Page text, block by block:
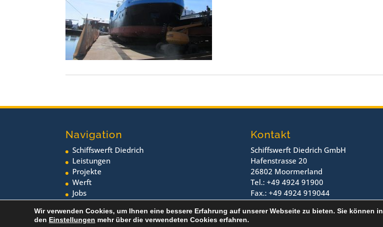
Navigation
Schiffswerft Diedrich
Leistungen
Projekte
Werft
Jobs
Neuigkeiten
Kontakt
Schiffswerft Diedrich GmbH
Hafenstrasse 20
26802 Moormerland
Tel.: +49 4924 91900
Fax.: +49 4924 919044
Wir verwenden Cookies, um Ihnen eine bessere Erfahrung auf unserer Webseite zu bieten. Sie können in
den Einstellungen mehr über die verwendeten Cookies erfahren.